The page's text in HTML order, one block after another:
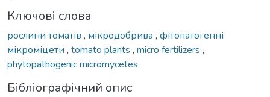
Ключові слова
рослини томатів , мікродобрива , фітопатогенні
мікроміцети , tomato plants , micro fertilizers ,
phytopathogenic micromycetes
Бібліографічний опис